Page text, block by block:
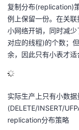
复制分布(replication)
例上保留一份。在关
小网络开销，同时减
对应的线程)的个数；
余，因此只有小表才适
实际生产上只有小数
(DELETE/INSERT/
replication分布策略